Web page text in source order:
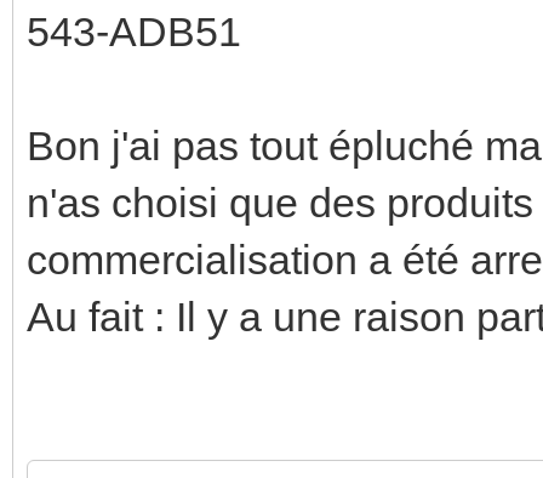
543-ADB51
Bon j'ai pas tout épluché
n'as choisi que des
commercialisation a été
Au fait : Il y a une raison